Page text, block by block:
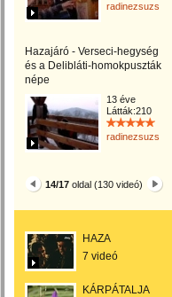
radinezsuzsa
Hazajáró - Verseci-hegység
és a Delibláti-homokpuszták
népe
13 éve
Látták:210
radinezsuzsa
14/17 oldal (130 videó)
HAZA
7 videó
KÁRPÁTALJA